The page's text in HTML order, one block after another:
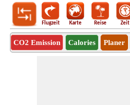
Flugzeit Karte Reise Zeit
CO2 Emission Calories Planer